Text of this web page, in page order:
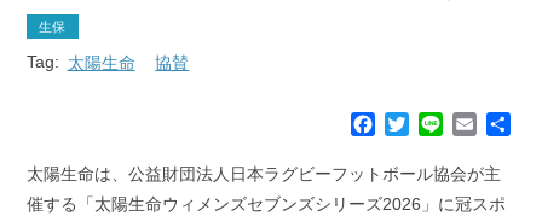
生保
Tag: 太陽生命 協賛
c
e
T
i
t
n
e
E
a
i
太陽生命は、公益財団法人日本ラグビーフットボール協会が主
催する「太陽生命ウィメンズセブンズシリーズ2026」に冠スポ